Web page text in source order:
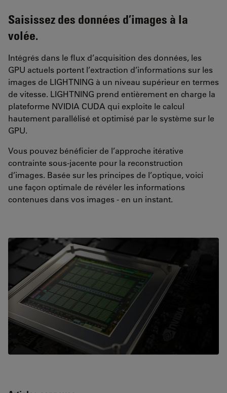
Saisissez des données d’images à la
volée.
Intégrés dans le flux d’acquisition des données, les
GPU actuels portent l’extraction d’informations sur les
images de LIGHTNING à un niveau supérieur en termes
de vitesse. LIGHTNING prend entièrement en charge la
plateforme NVIDIA CUDA qui exploite le calcul
hautement parallélisé et optimisé par le système sur le
GPU.
Vous pouvez bénéficier de l’approche itérative
contrainte sous-jacente pour la reconstruction
d’images. Basée sur les principes de l’optique, voici
une façon optimale de révéler les informations
contenues dans vos images - en un instant.